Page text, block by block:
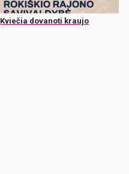
Kviečia dovanoti kraujo